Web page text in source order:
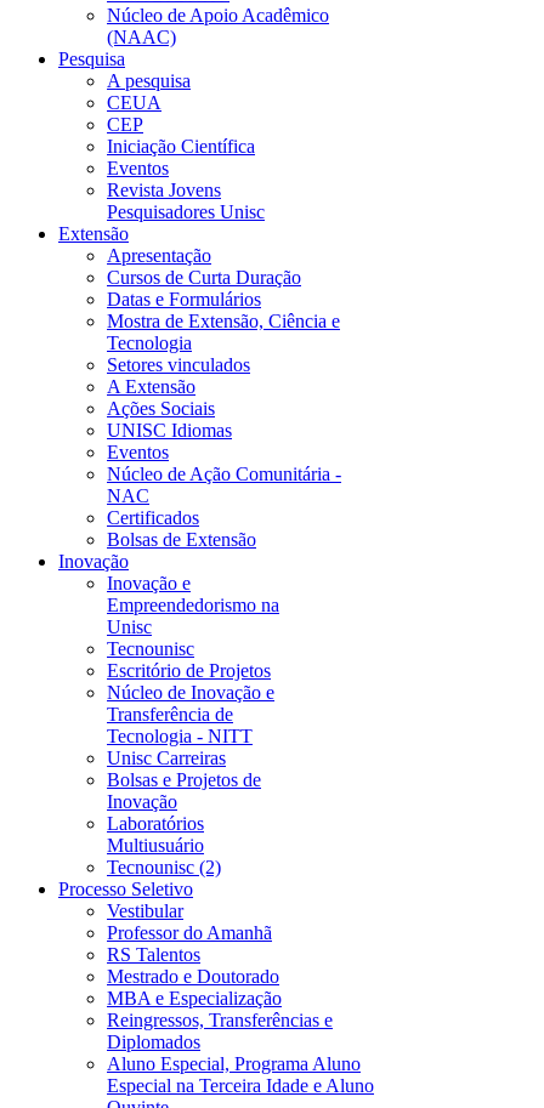
Núcleo de Apoio Acadêmico
(NAAC)
Pesquisa
A pesquisa
CEUA
CEP
Iniciação Científica
Eventos
Revista Jovens
Pesquisadores Unisc
Extensão
Apresentação
Cursos de Curta Duração
Datas e Formulários
Mostra de Extensão, Ciência e
Tecnologia
Setores vinculados
A Extensão
Ações Sociais
UNISC Idiomas
Eventos
Núcleo de Ação Comunitária -
NAC
Certificados
Bolsas de Extensão
Inovação
Inovação e
Empreendedorismo na
Unisc
Tecnounisc
Escritório de Projetos
Núcleo de Inovação e
Transferência de
Tecnologia - NITT
Unisc Carreiras
Bolsas e Projetos de
Inovação
Laboratórios
Multiusuário
Tecnounisc (2)
Processo Seletivo
Vestibular
Professor do Amanhã
RS Talentos
Mestrado e Doutorado
MBA e Especialização
Reingressos, Transferências e
Diplomados
Aluno Especial, Programa Aluno
Especial na Terceira Idade e Aluno